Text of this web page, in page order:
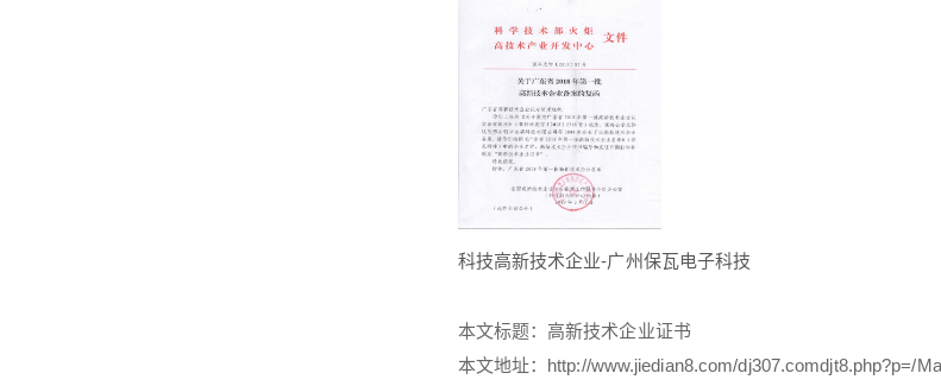
科技高新技术企业-广州保瓦电子科技
本文标题： 高新技术企业证书
本文地址： http://www.jiedian8.com/dj307.comdjt8.php?p=/